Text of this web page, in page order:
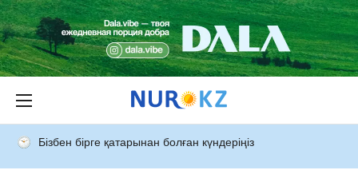
Бізбен бірге қатарынан болған күндеріңіз